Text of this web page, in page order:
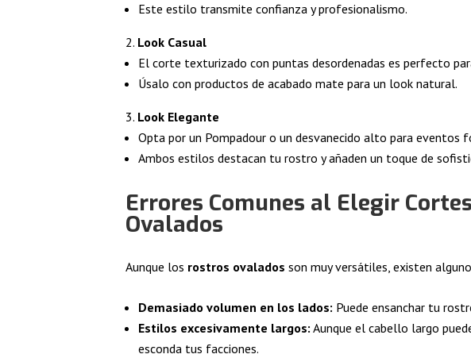
Este estilo transmite confianza y profesionalismo.
Look Casual
El corte texturizado con puntas desordenadas es perfecto
Úsalo con productos de acabado mate para un look natural.
Look Elegante
Opta por un Pompadour o un desvanecido alto para eventos
Ambos estilos destacan tu rostro y añaden un toque de
Errores Comunes al Elegir
Ovalados
Aunque los rostros ovalados son muy versátiles, existen
Demasiado volumen en los lados: Puede ensanchar tu
Estilos excesivamente largos: Aunque el cabello largo
esconda tus facciones.